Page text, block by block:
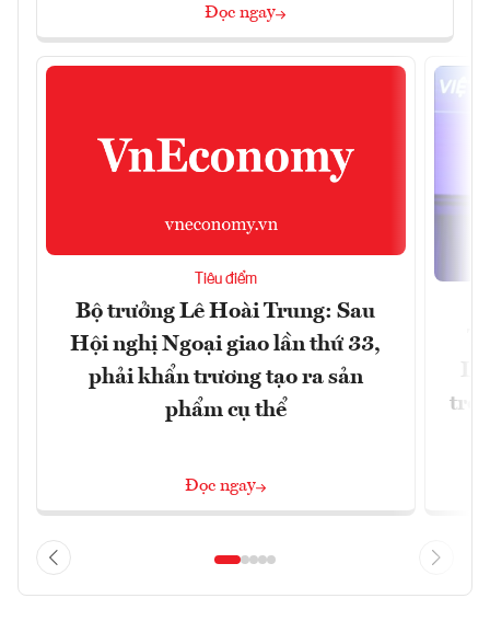
Đọc ngay
Tiêu điểm
Bộ trưởng Lê Hoài Trung: Sau
Hội nghị Ngoại giao lần thứ 33,
phải khẩn trương tạo ra sản
phẩm cụ thể
Đọc ngay
trở